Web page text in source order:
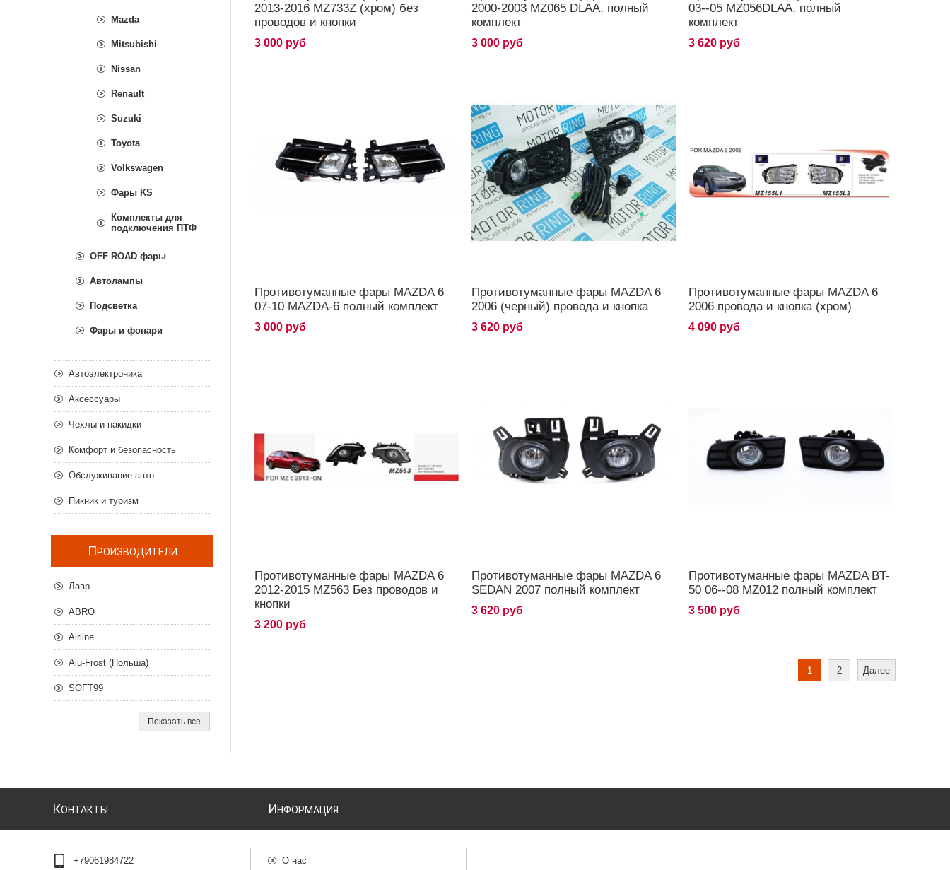
2013-2016 MZ733Z (хром) без
проводов и кнопки
3 000 руб
2000-2003 MZ065 DLAA, полный
комплект
3 000 руб
03--05 MZ056DLAA, полный
комплект
3 620 руб
Противотуманные фары MAZDA 6
07-10 MAZDA-6 полный комплект
3 000 руб
Противотуманные фары MAZDA 6
2006 (черный) провода и кнопка
3 620 руб
Противотуманные фары MAZDA 6
2006 провода и кнопка (хром)
4 090 руб
Противотуманные фары MAZDA 6
2012-2015 MZ563 Без проводов и
кнопки
3 200 руб
Противотуманные фары MAZDA 6
SEDAN 2007 полный комплект
3 620 руб
Противотуманные фары MAZDA BT-
50 06--08 MZ012 полный комплект
3 500 руб
1 2 Далее
Mazda
Mitsubishi
Nissan
Renault
Suzuki
Toyota
Volkswagen
Фары KS
Комплекты для
подключения ПТФ
OFF ROAD фары
Автолампы
Подсветка
Фары и фонари
Автоэлектроника
Аксессуары
Чехлы и накидки
Комфорт и безопасность
Обслуживание авто
Пикник и туризм
ПРОИЗВОДИТЕЛИ
Лавр
ABRO
Airline
Alu-Frost (Польша)
SOFT99
Показать все
КОНТАКТЫ
+79061984722
ИНФОРМАЦИЯ
О нас